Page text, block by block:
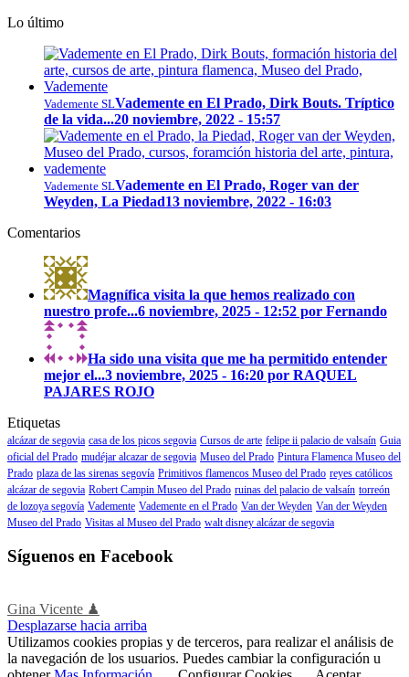
Lo último
Vademente SLVademente en El Prado, Dirk Bouts. Tríptico
de la vida...20 noviembre, 2022 - 15:57
Vademente SLVademente en El Prado, Roger van der
Weyden, La Piedad13 noviembre, 2022 - 16:03
Comentarios
Magnífica visita la que hemos realizado con
nuestro profe...6 noviembre, 2025 - 12:52 por Fernando
Ha sido una visita que me ha permitido entender
mejor el...3 noviembre, 2025 - 16:20 por RAQUEL
PAJARES ROJO
Etiquetas
alcázar de segovia casa de los picos segovia Cursos de arte felipe ii palacio de valsaín Guia
oficial del Prado mudéjar alcazar de segovia Museo del Prado Pintura Flamenca Museo del
Prado plaza de las sirenas segovía Primitivos flamencos Museo del Prado reyes católicos
alcázar de segovia Robert Campin Museo del Prado ruinas del palacio de valsaín torreón
de lozoya segovía Vademente Vademente en el Prado Van der Weyden Van der Weyden
Museo del Prado Visitas al Museo del Prado walt disney alcázar de segovia
Síguenos en Facebook
Gina Vicente ♟
Desplazarse hacia arriba
Utilizamos cookies propias y de terceros, para realizar el análisis de
la navegación de los usuarios. Puedes cambiar la configuración u